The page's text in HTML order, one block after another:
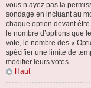
vous n’ayez pas la
sondage en incluant au
chaque option devant
le nombre d’options que
vote, le nombre des «
spécifier une limite de
modifier leurs votes.
Haut